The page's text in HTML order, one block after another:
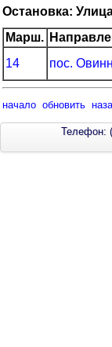
Остановка:
Марш.
14
пос.
начало обновить
Телефон: